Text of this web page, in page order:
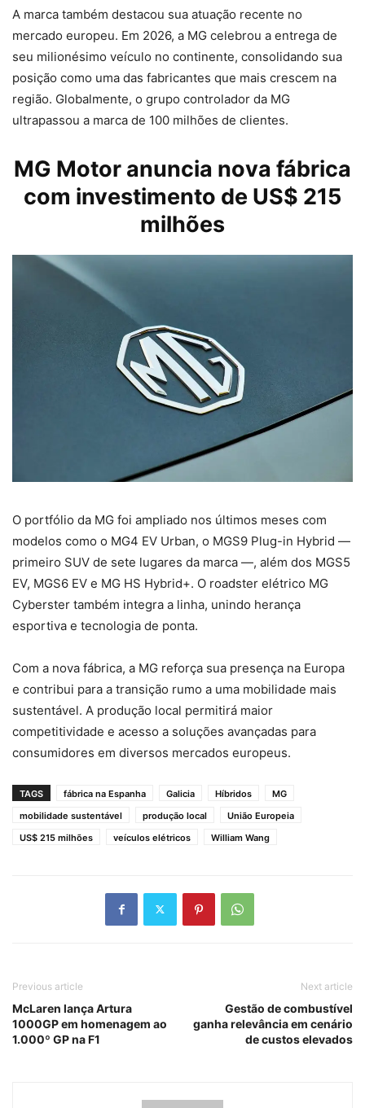
A marca também destacou sua atuação recente no
mercado europeu. Em 2026, a MG celebrou a entrega de
seu milionésimo veículo no continente, consolidando sua
posição como uma das fabricantes que mais crescem na
região. Globalmente, o grupo controlador da MG
ultrapassou a marca de 100 milhões de clientes.
MG Motor anuncia nova fábrica
com investimento de US$ 215
milhões
O portfólio da MG foi ampliado nos últimos meses com
modelos como o MG4 EV Urban, o MGS9 Plug-in Hybrid —
primeiro SUV de sete lugares da marca —, além dos MGS5
EV, MGS6 EV e MG HS Hybrid+. O roadster elétrico MG
Cyberster também integra a linha, unindo herança
esportiva e tecnologia de ponta.
Com a nova fábrica, a MG reforça sua presença na Europa
e contribui para a transição rumo a uma mobilidade mais
sustentável. A produção local permitirá maior
competitividade e acesso a soluções avançadas para
consumidores em diversos mercados europeus.
TAGS fábrica na Espanha Galicia Híbridos
MG
mobilidade sustentável
produção local
União Europeia
US$ 215 milhões
veículos elétricos William Wang
Previous article
McLaren lança Artura
1000GP em homenagem ao
1.000º GP na F1
Next article
Gestão de combustível
ganha relevância em cenário
de custos elevados